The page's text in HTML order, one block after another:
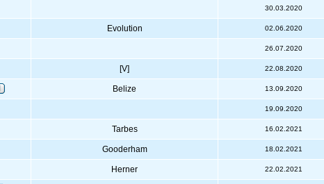
30.03.2020
Evolution 02.06.2020
26.07.2020
[V] 22.08.2020
Belize 13.09.2020
19.09.2020
Tarbes 16.02.2021
Gooderham 18.02.2021
Herner 22.02.2021